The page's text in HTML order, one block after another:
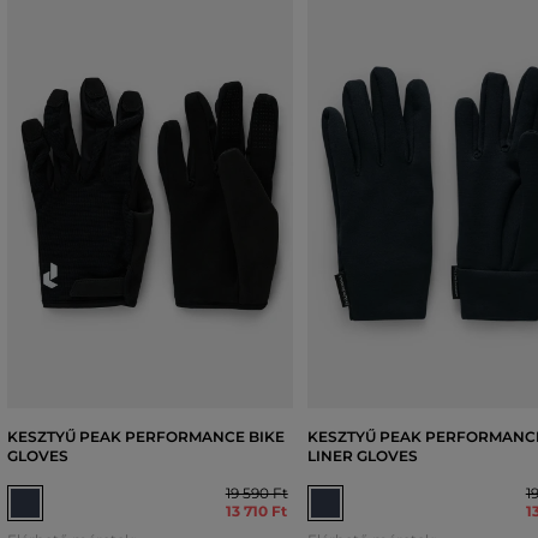
KESZTYŰ PEAK PERFORMANCE BIKE
GLOVES
19 590 Ft
13 710 Ft
KESZTYŰ PEAK
LINER GLOVES